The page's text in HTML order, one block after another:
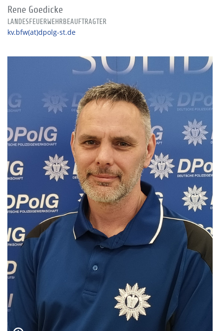
Rene Goedicke
LANDESFEUERWEHRBEAUFTRAGTER
kv.bfw(at)dpolg-st.de